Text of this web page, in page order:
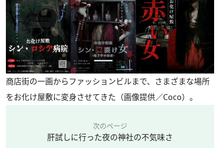
商店街の一画からファッションビルまで、さまざまな場所
をお化け屋敷に変身させてきた（画像提供／Coco）。
次のページ
肝試しに行った夜の神社の不気味さ